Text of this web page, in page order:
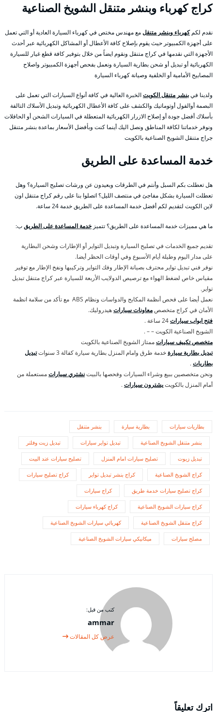
كراج كهرباء وبنشر متنقل الشويخ الصناعية
نقدم لكمكهرباء وبنشر متنقلمع مهندس مختص في كهرباء السيارة العادية أو التي تعمل
على أجهزة الكمبيوتر حيث يقوم بإصلاح كافة الأعطال أو المشاكل الكهربائية عبر أحدث
الأجهزة التي نقدمها في كراج متنقل ونقوم ايضاً من خلال بتوفير كافة قطع غيار للسيارة
الكهربائية أو تبديل أو شحن بطارية السيارة ونعمل بفحص أجهزة الكمبيوتر واصلاح
المصابيح الأمامية أو الخلفية وصيانة كهرباء السيارة
ولدينا فيبنشر متنقل الكويتالخبرة العالية في كافة أنواع السيارات التي تعمل على
البصمة أوالفول أوتوماتيك والكشف على كافة الأعطال الكهربائية وتبديل الأسلاك التالفة
بأسلاك أفضل جودة أو إصلاح الازرار الكهربائية المتعطلة في السيارات الشحن أو الحافلات
ونوفر خدماتنا لكافة المناطق ونصل اليك أينما كنت وبأفضل الأسعار بماعدة بنشر متنقل
جراج متنقل الشويخ الصناعية بالكويت
خدمة المساعدة على الطريق
هل تعطلت بكم السبل وأنتم في الطرقات وبعيدون عن ورشات تصليح السيارة؟ وهل
تعطلت السيارة بشكل مفاجئ في منتصف الليل؟ اتصلوا بنا على رقم كراج متنقل اون
لاين الكويت لتقديم لكم أفضل خدمة المساعدة على الطريق خدمة 24 ساعة.
ما هي مميزات خدمة المساعدة على الطريق؟ تتميز خدمة المساعدة على الطريقب:
تقديم جميع الخدمات في تصليح السيارة وتبديل التواير أو الإطارات وشحن البطارية
على مدار اليوم وطيلة أيام الأسبوع وفي أوقات الحظر أيضا.
نوفر فني تبديل تواير محترف بصيانة الإطار وفك التواير وتركيبها ونفخ الإطار مع توفير
مقياس خاص لضغط الهواء مع ترصيص الدولايب الأربعة للسيارة عبر كراج متنقل تبديل
تواير.
نعمل أيضا على فحص أنظمة المكابح والدواسات ونظام ABS مع تأكد من سلامة انظمة
الأمان في كراج متخصصمعاونات سياراتهيدروليك.
فتح ابواب سيارات
الشويخ الصناعية الكويت – – .
متخصص تكييف سياراتممتاز الشويخ الصناعية بالكويت
تبديل بطارية سيارةخدمة طرق وامام المنزل بطارية سيارة كفالة 3 سنوات
تبديل
بطاريات.
ونحن متخصصين ببيع وشراء السيارات وفحصها بالبيتنشتري سياراتمستعملة من
أمام المنزل بالكويتيشترون سيارات.
بطاريات سيارات بطارية سيارة بنشر متنقل
بنشر متنقل الشويخ الصناعية تبديل تواير سيارات تبديل زيت وفلتر
تبديل زيوت تصليح سيارات امام المنزل تصليح سيارات عند البيت
كراج الشويخ الصناعية كراج بنشر تبديل تواير كراج تصليح سيارات
كراج تصليح سيارات خدمة طريق كراج سيارات
كراج سيارات الشويخ الصناعية كراج كهرباء سيارات
كراج متنقل الشويخ الصناعية كهربائي سيارات الشويخ الصناعية
مصلح سيارات ميكانيكي سيارات الشويخ الصناعية
كتب من قبل:
ammar
عرض كل المقالات
اترك تعليقاً